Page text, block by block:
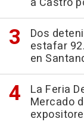
Dos
estafar
en
La Feria
Mercado